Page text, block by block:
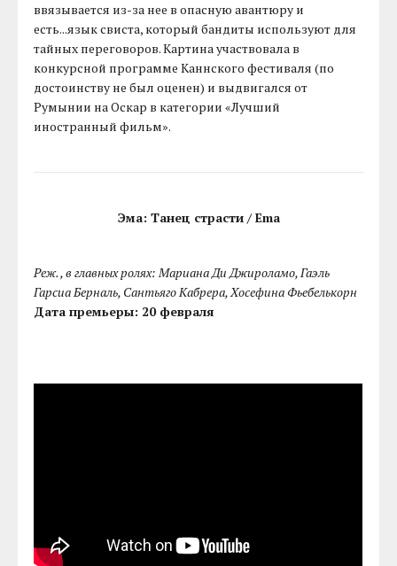
ввязывается из-за нее в опасную авантюру и
есть...язык свиста, который бандиты используют для
тайных переговоров. Картина участвовала в
конкурсной программе Каннского фестиваля (по
достоинству не был оценен) и выдвигался от
Румынии на Оскар в категории «Лучший
иностранный фильм».
Эма: Танец страсти / Ema
Реж. , в главных ролях: Мариана Ди Джироламо, Гаэль
Гарсиа Берналь, Сантьяго Кабрера, Хосефина Фьебелькорн
Дата премьеры: 20 февраля